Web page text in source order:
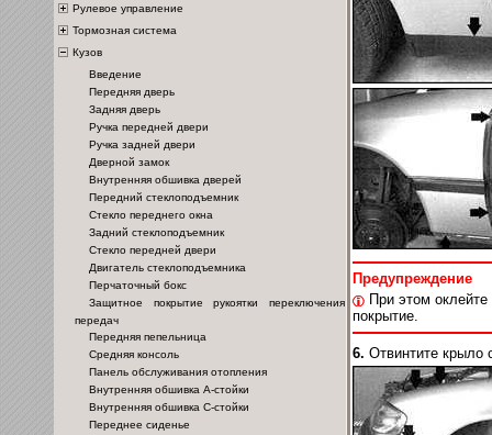
Рулевое управление
Тормозная система
Кузов
Введение
Передняя дверь
Задняя дверь
Ручка передней двери
Ручка задней двери
Дверной замок
Внутренняя обшивка дверей
Передний стеклоподъемник
Стекло переднего окна
Задний стеклоподъемник
Стекло передней двери
Двигатель стеклоподъемника
Перчаточный бокс
Защитное покрытие рукоятки переключения
передач
Передняя пепельница
Средняя консоль
Панель обслуживания отопления
Внутренняя обшивка А-стойки
Внутренняя обшивка С-стойки
Переднее сиденье
Предупреждение
При этом
покрытие.
6. Отвинтите крыло